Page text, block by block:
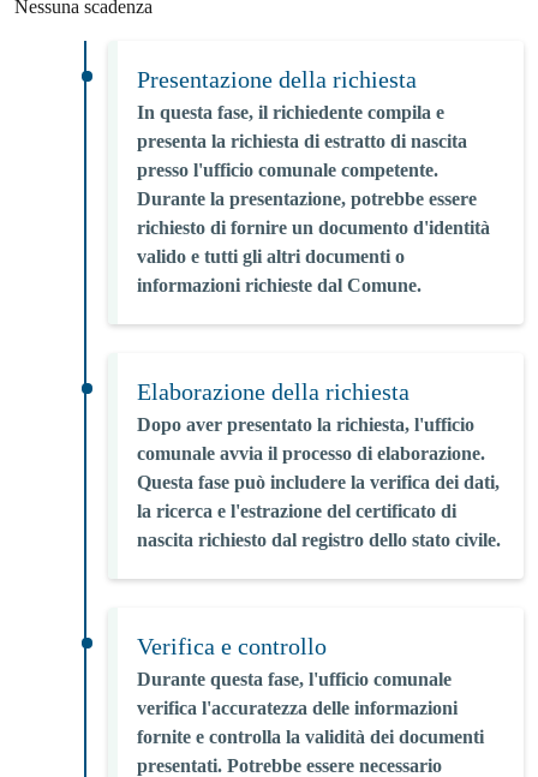
Nessuna scadenza
Presentazione della richiesta
In questa fase, il richiedente compila e
presenta la richiesta di estratto di nascita
presso l'ufficio comunale competente.
Durante la presentazione, potrebbe essere
richiesto di fornire un documento d'identità
valido e tutti gli altri documenti o
informazioni richieste dal Comune.
Elaborazione della richiesta
Dopo aver presentato la richiesta, l'ufficio
comunale avvia il processo di elaborazione.
Questa fase può includere la verifica dei dati,
la ricerca e l'estrazione del certificato di
nascita richiesto dal registro dello stato civile.
Verifica e controllo
Durante questa fase, l'ufficio comunale
verifica l'accuratezza delle informazioni
fornite e controlla la validità dei documenti
presentati. Potrebbe essere necessario